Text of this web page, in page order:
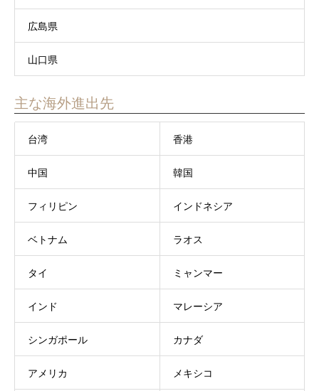
広島県
山口県
主な海外進出先
台湾 香港
中国 韓国
フィリピン インドネシア
ベトナム ラオス
タイ ミャンマー
インド マレーシア
シンガポール カナダ
アメリカ メキシコ